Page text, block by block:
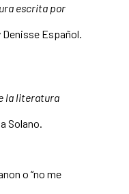
escrita por
Denisse Español.
la literatura
Solano.
o “no me